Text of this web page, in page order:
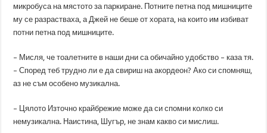
микробуса на мястото за паркиране. Потните петна под мишниците
му се разрастваха, а Джей не беше от хората, на които им избиват
потни петна под мишниците.
– Мисля, че тоалетните в наши дни са обичайно удобство – каза тя.
– Според теб трудно ли е да свириш на акордеон? Ако си спомняш,
аз не съм особено музикална.
– Цялото Източно крайбрежие може да си спомни колко си
немузикална. Наистина, Шугър, не знам какво си мислиш.